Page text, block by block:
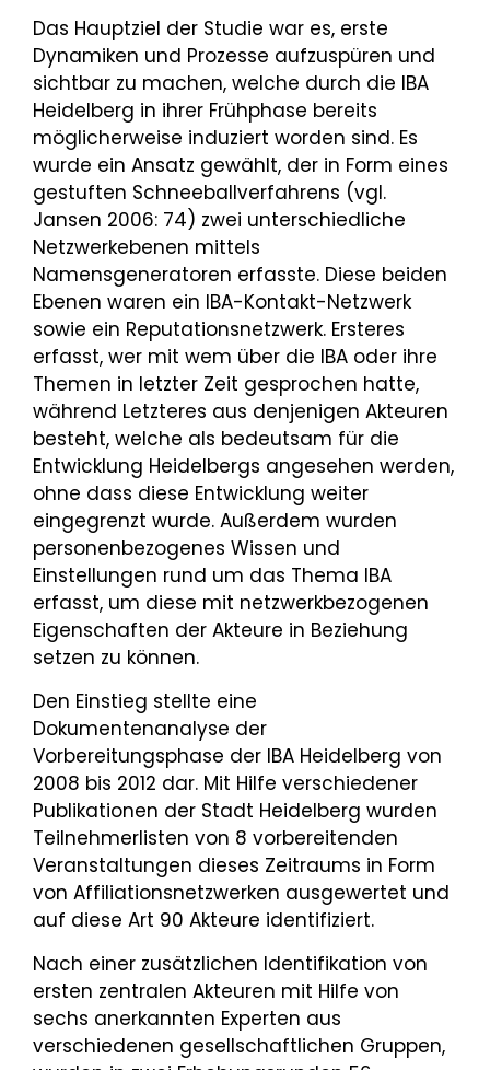
Das Hauptziel der Studie war es, erste
Dynamiken und Prozesse aufzuspüren und
sichtbar zu machen, welche durch die IBA
Heidelberg in ihrer Frühphase bereits
möglicherweise induziert worden sind. Es
wurde ein Ansatz gewählt, der in Form eines
gestuften Schneeballverfahrens (vgl.
Jansen 2006: 74) zwei unterschiedliche
Netzwerkebenen mittels
Namensgeneratoren erfasste. Diese beiden
Ebenen waren ein IBA-Kontakt-Netzwerk
sowie ein Reputationsnetzwerk. Ersteres
erfasst, wer mit wem über die IBA oder ihre
Themen in letzter Zeit gesprochen hatte,
während Letzteres aus denjenigen Akteuren
besteht, welche als bedeutsam für die
Entwicklung Heidelbergs angesehen werden,
ohne dass diese Entwicklung weiter
eingegrenzt wurde. Außerdem wurden
personenbezogenes Wissen und
Einstellungen rund um das Thema IBA
erfasst, um diese mit netzwerkbezogenen
Eigenschaften der Akteure in Beziehung
setzen zu können.
Den Einstieg stellte eine
Dokumentenanalyse der
Vorbereitungsphase der IBA Heidelberg von
2008 bis 2012 dar. Mit Hilfe verschiedener
Publikationen der Stadt Heidelberg wurden
Teilnehmerlisten von 8 vorbereitenden
Veranstaltungen dieses Zeitraums in Form
von Affiliationsnetzwerken ausgewertet und
auf diese Art 90 Akteure identifiziert.
Nach einer zusätzlichen Identifikation von
ersten zentralen Akteuren mit Hilfe von
sechs anerkannten Experten aus
verschiedenen gesellschaftlichen Gruppen,